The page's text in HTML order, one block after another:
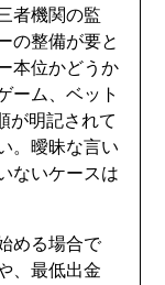
者機関の監
の整備が要と
本位かどうか
ーム、ベット
が明記されて
。曖昧な言い
ないケースは
める場合で
、最低出金